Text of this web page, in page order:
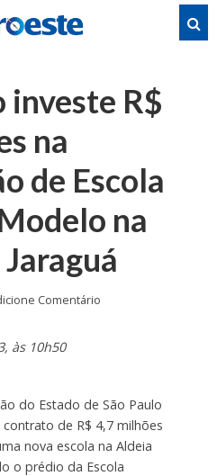
investe R$
na
de Escola
na
Comentário
às 10h50
do Estado de São Paulo
contrato de R$ 4,7 milhões
nova escola na Aldeia
o prédio da Escola